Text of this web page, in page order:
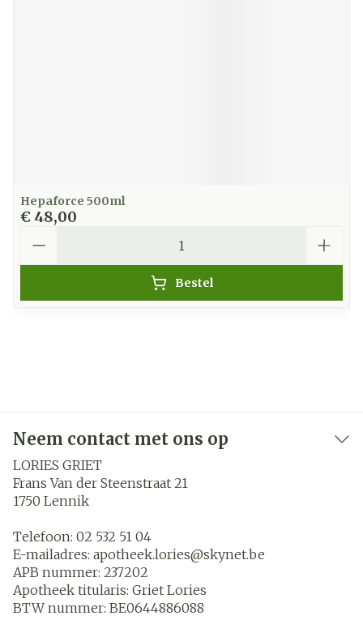
Hepaforce 500ml
€ 48,00
Bestel
Neem contact met ons op
LORIES GRIET
Frans Van der Steenstraat 21
1750 Lennik
Telefoon: 02 532 51 04
E-mailadres: apotheek.lories@skynet.be
APB nummer: 237202
Apotheek titularis: Griet Lories
BTW nummer: BE0644886088